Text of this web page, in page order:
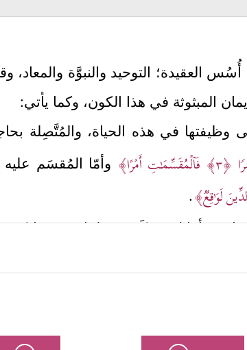
العقيدة؛ التوحيد والنبوَّة والمعاد،
المبثوثة في هذا الكون، وكما يأتي:
وظيفتها في هذه الحياة، والمُتَّصِلة
﴿٣﴾ فَٱلۡمُقَسِّمَـٰتِ أَمۡرًا﴾ وأمّا المُقسَم
لَوَ ٰ⁠قِعࣱ﴾ .
من أفلاكٍ مُحكَمة، وطرائق مُتشابِكة
من اختلافٍ وتناقض؛ مثل: جمعهم